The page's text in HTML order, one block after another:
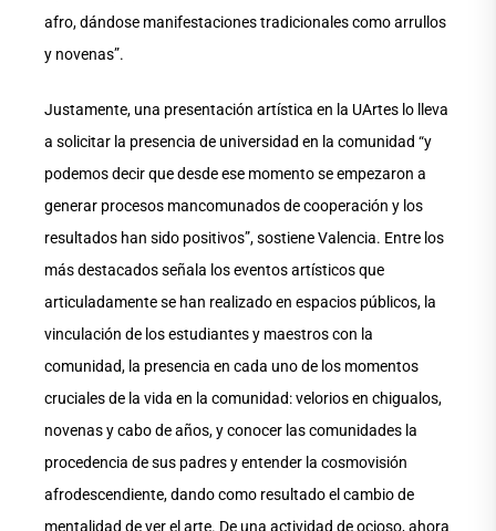
afro, dándose manifestaciones tradicionales como arrullos
y novenas”.
Justamente, una presentación artística en la UArtes lo lleva
a solicitar la presencia de universidad en la comunidad “y
podemos decir que desde ese momento se empezaron a
generar procesos mancomunados de cooperación y los
resultados han sido positivos”, sostiene Valencia. Entre los
más destacados señala los eventos artísticos que
articuladamente se han realizado en espacios públicos, la
vinculación de los estudiantes y maestros con la
comunidad, la presencia en cada uno de los momentos
cruciales de la vida en la comunidad: velorios en chigualos,
novenas y cabo de años, y conocer las comunidades la
procedencia de sus padres y entender la cosmovisión
afrodescendiente, dando como resultado el cambio de
mentalidad de ver el arte. De una actividad de ocioso, ahora